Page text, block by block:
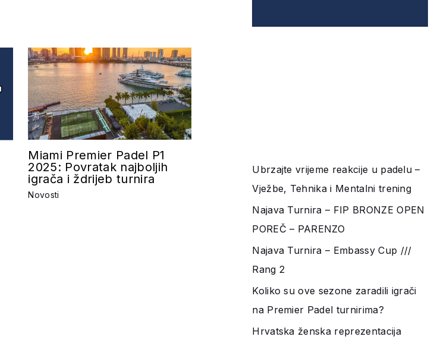
Miami Premier Padel P1
2025: Povratak najboljih
igrača i ždrijeb turnira
Novosti
Ubrzajte vrijeme reakcije u padelu –
Vježbe, Tehnika i Mentalni trening
Najava Turnira – FIP BRONZE OPEN
POREČ – PARENZO
Najava Turnira – Embassy Cup ///
Rang 2
Koliko su ove sezone zaradili igrači
na Premier Padel turnirima?
Hrvatska ženska reprezentacija